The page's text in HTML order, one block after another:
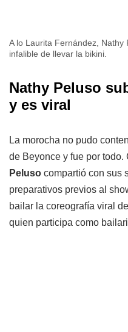
A lo Laurita Fernández, Nathy
infalible de llevar la bikini.
Nathy Peluso
y es viral
La morocha no pudo
de Beyonce y fue por todo.
Peluso compartió con sus
preparativos previos al
bailar la coreografía viral
quien participa como